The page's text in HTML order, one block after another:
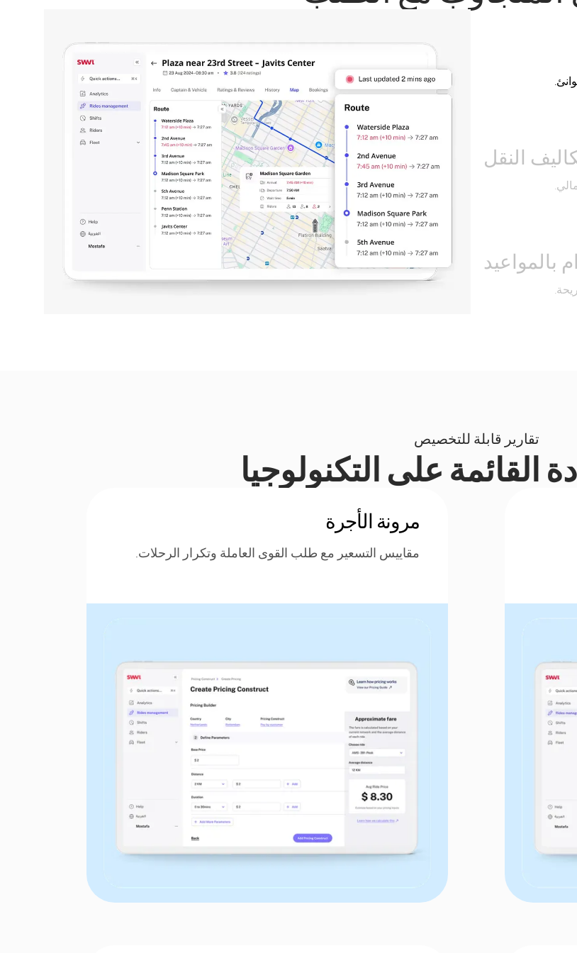
النقل
بالمواعيد
تقارير قابلة للتخصيص
القائمة على التكنولوجيا
مرونة الأجرة
مقاييس التسعير مع طلب القوى العاملة وتكرار الرحلات.